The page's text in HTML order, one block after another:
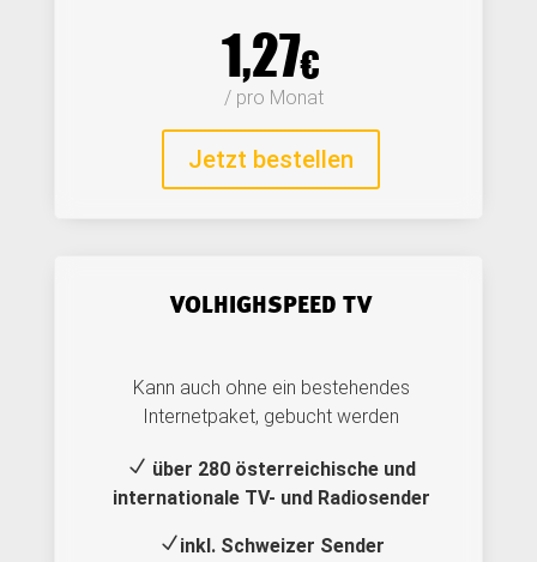
1,27€
/ pro Monat
Jetzt bestellen
VOLHIGHSPEED TV
Kann auch ohne ein bestehendes
Internetpaket, gebucht werden
N über 280 österreichische und
internationale TV- und Radiosender
Ninkl. Schweizer Sender